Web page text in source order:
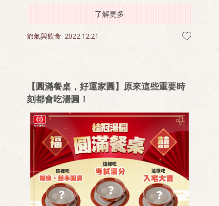
了解更多
節氣與飲食 2022.12.21
【圓滿餐桌，好運家圓】原來這些重要時
刻都會吃湯圓！